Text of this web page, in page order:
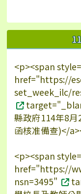
<p><span
href="https://
set_week_ilc/
縣政府114年8
函核准備查)</
<p><span
href="https://
nsn=3495"